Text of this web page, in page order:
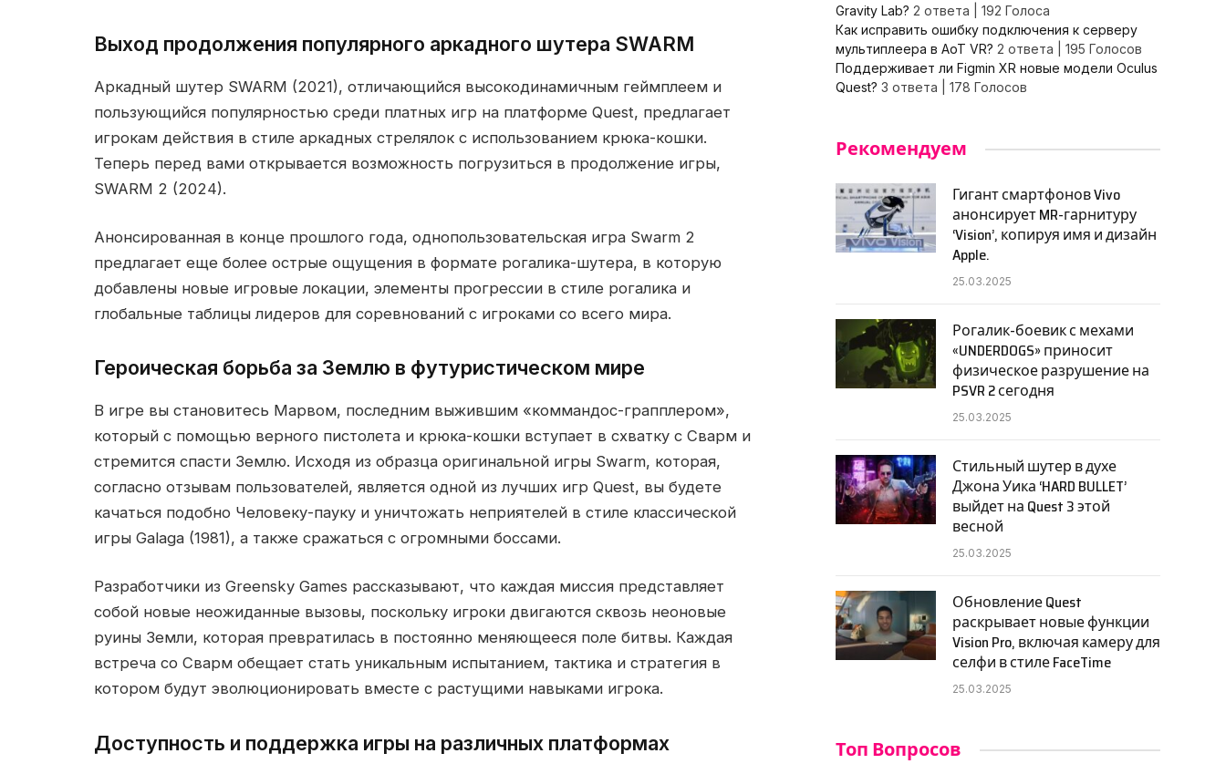
Выход продолжения популярного аркадного шутера SWARM
Аркадный шутер SWARM (2021), отличающийся высокодинамичным геймплеем и
пользующийся популярностью среди платных игр на платформе Quest, предлагает
игрокам действия в стиле аркадных стрелялок с использованием крюка-кошки.
Теперь перед вами открывается возможность погрузиться в продолжение игры,
SWARM 2 (2024).
Анонсированная в конце прошлого года, однопользовательская игра Swarm 2
предлагает еще более острые ощущения в формате рогалика-шутера, в которую
добавлены новые игровые локации, элементы прогрессии в стиле рогалика и
глобальные таблицы лидеров для соревнований с игроками со всего мира.
Героическая борьба за Землю в футуристическом мире
В игре вы становитесь Марвом, последним выжившим «коммандос-грапплером»,
который с помощью верного пистолета и крюка-кошки вступает в схватку с Сварм и
стремится спасти Землю. Исходя из образца оригинальной игры Swarm, которая,
согласно отзывам пользователей, является одной из лучших игр Quest, вы будете
качаться подобно Человеку-пауку и уничтожать неприятелей в стиле классической
игры Galaga (1981), а также сражаться с огромными боссами.
Разработчики из Greensky Games рассказывают, что каждая миссия представляет
собой новые неожиданные вызовы, поскольку игроки двигаются сквозь неоновые
руины Земли, которая превратилась в постоянно меняющееся поле битвы. Каждая
встреча со Сварм обещает стать уникальным испытанием, тактика и стратегия в
котором будут эволюционировать вместе с растущими навыками игрока.
Доступность и поддержка игры на различных платформах
Gravity Lab? 2 ответа
192 Голоса
Как исправить ошибку подключения к серверу
мультиплеера в AoT VR? 2 ответа
195 Голосов
Поддерживает ли Figmin XR новые модели Oculus
Quest? 3 ответа 178 Голосов
Рекомендуем
Гигант смартфонов Vivo
анонсирует MR-гарнитуру
‘Vision’, копируя имя и дизайн
Apple.
25.03.2025
Рогалик-боевик с мехами
«UNDERDOGS» приносит
физическое разрушение на
PSVR 2 сегодня
25.03.2025
Стильный шутер в духе
Джона Уика ‘HARD BULLET’
выйдет на Quest 3 этой
весной
25.03.2025
Обновление Quest
раскрывает новые функции
Vision Pro, включая камеру для
селфи в стиле FaceTime
25.03.2025
Топ Вопросов